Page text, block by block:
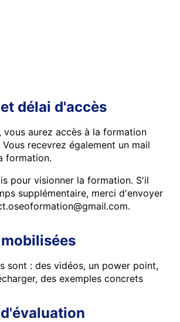
délai d'accès
vous aurez accès à la formation
recevrez également un mail
formation.
pour visionner la formation. S'il
supplémentaire, merci d'envoyer
sont : des vidéos, un power point,
des exemples concrets